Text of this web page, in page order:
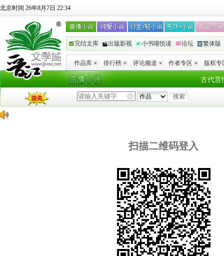
北京时间 26年8月7日 22:34
完结文库 出版影视 小书喵悦读 论坛 繁体版
作品库 排行榜 评论频道 作者专区 版权专
古代言
扫描二维码登入